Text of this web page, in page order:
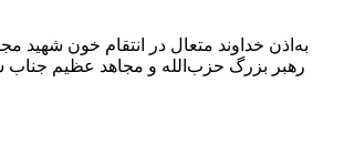
به‌اذن خداوند متعال در انتقام خون شهید
رهبر بزرگ حزب‌الله و مجاهد عظیم جناب